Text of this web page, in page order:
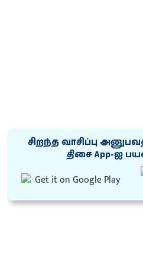
சிறந்த வாசிப்பு
திசை App-ஐ